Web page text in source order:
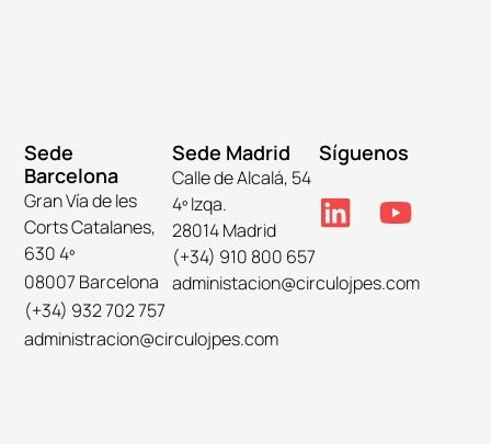
Sede
Barcelona
Gran Vía de les
Corts Catalanes,
630 4º
08007 Barcelona
(+34) 932 702 757
administracion@circulojpes.com
Sede Madrid
Calle de Alcalá, 54
4º Izqa.
28014 Madrid
(+34) 910 800 657
administacion@circulojpes.com
Síguenos